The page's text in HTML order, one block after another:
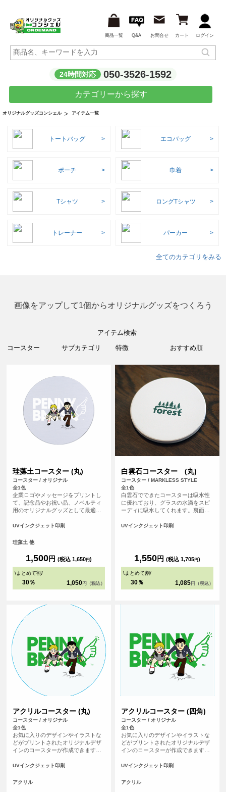
商品一覧 Q&A お問合せ カート ログイン
24時間対応 050-3526-1592
カテゴリーから探す
オリジナルグッズコンシェル アイテム一覧
トートバッグ エコバッグ
ポーチ 巾着
Tシャツ ロングTシャツ
トレーナー パーカー
全てのカテゴリをみる
画像をアップして1個からオリジナルグッズをつくろう
アイテム検索
珪藻土コースター (丸)
コースター / オリジナル
全1色
企業ロゴやメッセージをプリントし
て、記念品やお祝い品、ノベルティ
用のオリジナルグッズとして最適で
らのアイテムはプリント範囲の端に
性が高いため、重要なデザイン(文字
すすめしております。
UVインクジェット印刷
珪藻土 他
1,500円 (税込 1,650円)
\まとめて割/
30％ 1,050 円（税込）
白雲石コースター (丸)
コースター / MARKLESS STYLE
全1色
白雲石でできたコースターは吸水性
に優れており、グラスの水滴をスピ
ーディに吸水してくれます。裏面は
ブルを傷つける心配もありません。
さな穴があいている為、吸水性に優
れています。
UVインクジェット印刷
1,550円 (税込 1,705円)
\まとめて割/
30％ 1,085 円（税込）
アクリルコースター (丸)
コースター / オリジナル
全1色
お気に入りのデザインやイラストな
どがプリントされたオリジナルデザ
インのコースターが作成できます。
きるため、経済的です。形状は四角
ントについて：こちらのアイテムは
UVインクジェット印刷
アクリル
アクリルコースター (四角)
コースター / オリジナル
全1色
お気に入りのデザインやイラストな
どがプリントされたオリジナルデザ
インのコースターが作成できます。
きるため、経済的です。形状は四角
ントについて：こちらのアイテムは
UVインクジェット印刷
アクリル